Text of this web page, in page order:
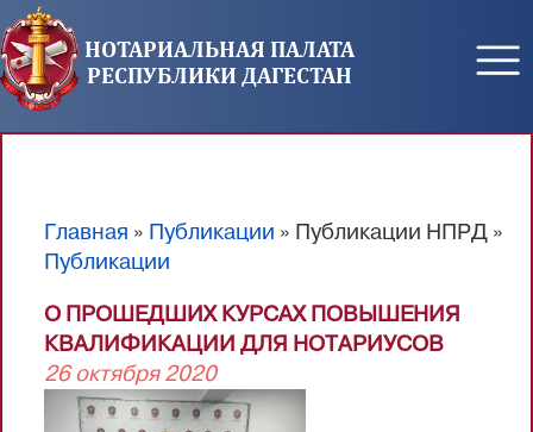
Перейти к основному содержанию
НОТАРИАЛЬНАЯ ПАЛАТА
РЕСПУБЛИКИ ДАГЕСТАН
Вы здесь
Главная » Публикации » Публикации НПРД »
Публикации
О ПРОШЕДШИХ КУРСАХ ПОВЫШЕНИЯ
КВАЛИФИКАЦИИ ДЛЯ НОТАРИУСОВ
26 октября 2020